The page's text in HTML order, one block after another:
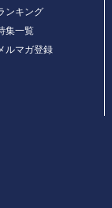
ンキング
集一覧
ルマガ登録